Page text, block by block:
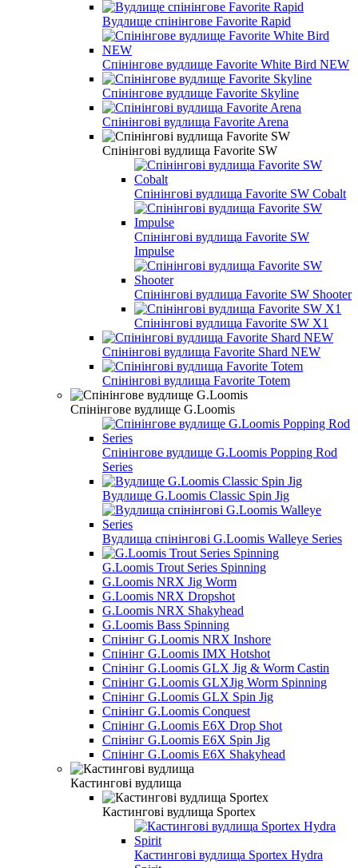
Вудлище спінінгове Favorite Rapid
Спінінгове вудлище Favorite White Bird NEW
Спінінгове вудлище Favorite Skyline
Спінінгові вудлища Favorite Arena
Спінінгові вудлища Favorite SW
Спінінгові вудлища Favorite SW Cobalt
Спінінгові вудлища Favorite SW
Impulse
Спінінгові вудлища Favorite SW Shooter
Спінінгові вудлища Favorite SW X1
Спінінгові вудлища Favorite Shard NEW
Спінінгові вудлища Favorite Totem
Спінінгове вудлище G.Loomis
Спінінгове вудлище G.Loomis Popping Rod
Series
Вудлище G.Loomis Classic Spin Jig
Вудлища спінінгові G.Loomis Walleye Series
G.Loomis Trout Series Spinning
G.Loomis NRX Jig Worm
G.Loomis NRX Dropshot
G.Loomis NRX Shakyhead
G.Loomis Bass Spinning
Спінінг G.Loomis NRX Inshore
Спінінг G.Loomis IMX Hotshot
Спінінг G.Loomis GLX Jig & Worm Castin
Спінінг G.Loomis GLXJig Worm Spinning
Спінінг G.Loomis GLX Spin Jig
Спінінг G.Loomis Conquest
Спінінг G.Loomis E6X Drop Shot
Спінінг G.Loomis E6X Spin Jig
Спінінг G.Loomis E6X Shakyhead
Кастингові вудлища
Кастингові вудлища Sportex
Кастингові вудлища Sportex Hydra